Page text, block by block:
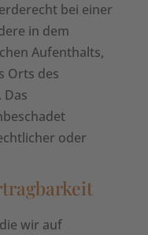
bei einer
in dem
Aufenthalts,
Orts des
oder
wir auf